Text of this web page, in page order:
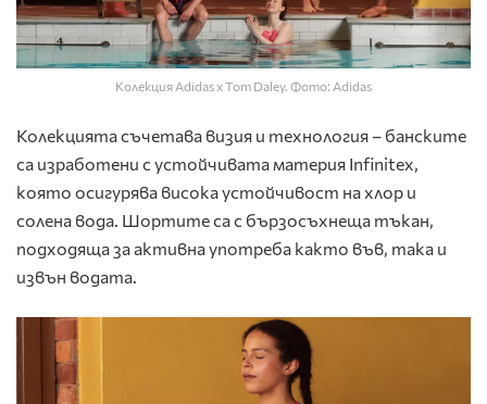
Колекция Adidas x Tom Daley. Фото: Adidas
Колекцията съчетава визия и технология – банските
са изработени с устойчивата материя Infinitex,
която осигурява висока устойчивост на хлор и
солена вода. Шортите са с бързосъхнеща тъкан,
подходяща за активна употреба както във, така и
извън водата.